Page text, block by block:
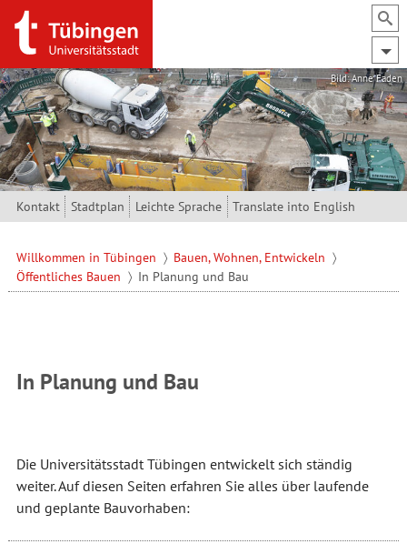
Direkt zum Inhalt
Bild: Anne Faden
Kontakt Stadtplan Leichte Sprache Translate into English
Willkommen in Tübingen
Bauen, Wohnen, Entwickeln
Öffentliches Bauen
In Planung und Bau
In Planung und Bau
Die Universitätsstadt Tübingen entwickelt sich ständig
weiter. Auf diesen Seiten erfahren Sie alles über laufende
und geplante Bauvorhaben: